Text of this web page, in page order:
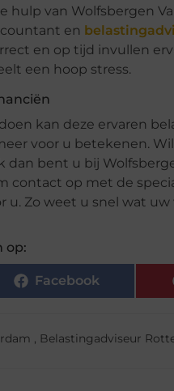
hulp van Wolfsbergen
en
en op tijd invullen
een hoop stress.
kan deze ervaren
voor u betekenen.
dan bent u bij
contact op met de
u. Zo weet u snel wat
op:
Facebook
, Belastingadviseur